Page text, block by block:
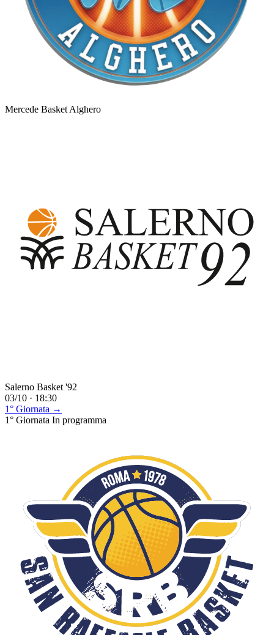
Mercede Basket Alghero
Salerno Basket '92
03/10 · 18:30
1° Giornata →
1° Giornata In programma